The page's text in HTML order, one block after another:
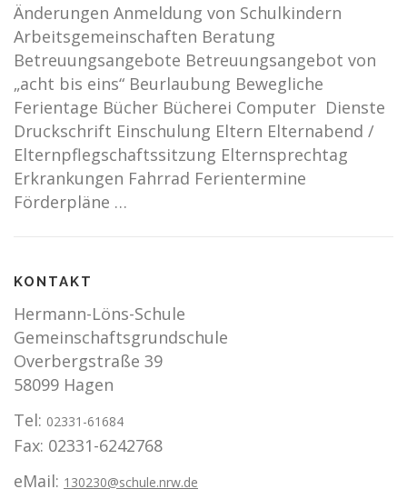
Änderungen Anmeldung von Schulkindern
Arbeitsgemeinschaften Beratung
Betreuungsangebote Betreuungsangebot von
„acht bis eins“ Beurlaubung Bewegliche
Ferientage Bücher Bücherei Computer Dienste
Druckschrift Einschulung Eltern Elternabend /
Elternpflegschaftssitzung Elternsprechtag
Erkrankungen Fahrrad Ferientermine
Förderpläne …
KONTAKT
Hermann-Löns-Schule
Gemeinschaftsgrundschule
Overbergstraße 39
58099 Hagen
Tel: 02331-61684
Fax: 02331-6242768
eMail: 130230@schule.nrw.de